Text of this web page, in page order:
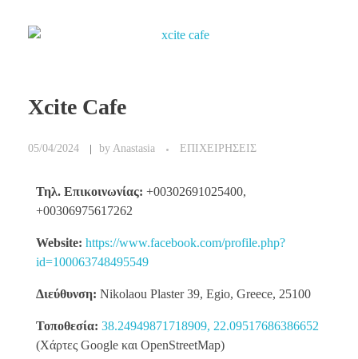
Xcite Cafe
05/04/2024 byAnastasia ΕΠΙΧΕΙΡΗΣΕΙΣ
Τηλ. Επικοινωνίας: +00302691025400,
+00306975617262
Website: https://www.facebook.com/profile.php?
id=100063748495549
Διεύθυνση: Nikolaou Plaster 39, Egio, Greece, 25100
Τοποθεσία: 38.24949871718909, 22.09517686386652
(Χάρτες Google και OpenStreetMap)